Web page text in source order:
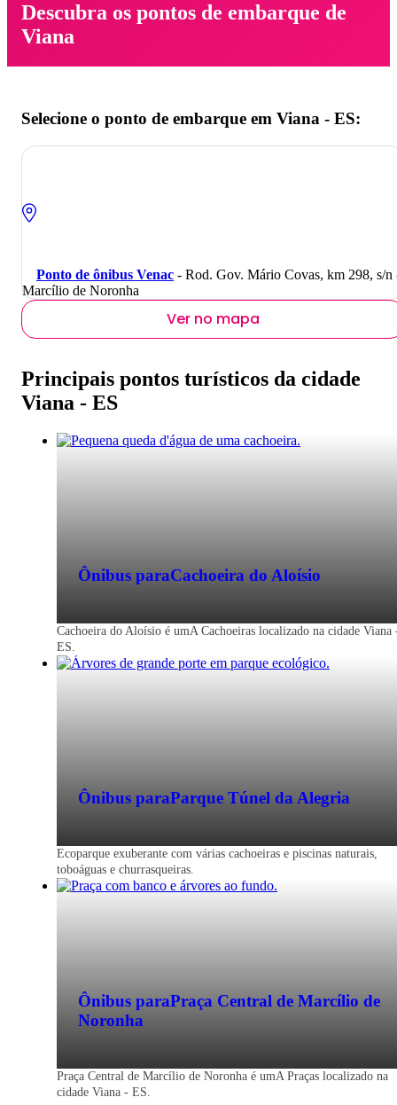
Descubra os pontos de embarque de
Viana
Selecione o ponto de embarque em Viana - ES:
Ponto de ônibus Venac - Rod. Gov. Mário Covas, km 298, s/n
Marcílio de Noronha
Ver no mapa
Principais pontos turísticos da cidade
Viana - ES
Ônibus paraCachoeira do Aloísio
Cachoeira do Aloísio é umA Cachoeiras localizado na cidade Viana
ES.
Ônibus paraParque Túnel da Alegria
Ecoparque exuberante com várias cachoeiras e piscinas naturais,
toboáguas e churrasqueiras.
Ônibus paraPraça Central de Marcílio de
Noronha
Praça Central de Marcílio de Noronha é umA Praças localizado na
cidade Viana - ES.